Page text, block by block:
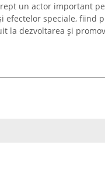
un actor important
efectelor speciale, fiind
la dezvoltarea și